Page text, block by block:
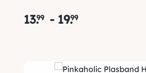
13.99 - 19.99